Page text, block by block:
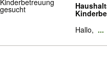
Hallo, ...